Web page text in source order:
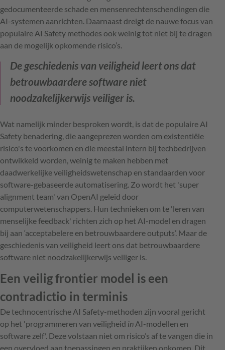
gedocumenteerde schade en mensenrechtenschendingen die
AI-systemen aanrichten. Daarnaast dreigt de nauwe focus van
populaire AI Safety methodes ook weinig tot niet bij te dragen
aan de mogelijk opkomende risico’s.
De geschiedenis van veiligheid leert ons dat
betrouwbaardere software niet
noodzakelijkerwijs veiliger is.
Wat namelijk minder besproken wordt, is dat de populaire AI
Safety benadering, die aangeprezen worden om existentiële
risico's te voorkomen en die meestal intern bij techbedrijven
ontwikkeld worden, weinig te maken hebben met
daadwerkelijke veiligheidswetenschap en standaarden voor
software-gebaseerde automatisering. Zo wordt het 'super
alignment team' van OpenAI geleid door
computerwetenschappers. Hun technieken om te 'leren van
menselijke feedback' richten zich op het AI-model en dragen
bij aan ‘acceptabelere en betrouwbaardere outputs’. Maar de
geschiedenis van veiligheid leert ons dat betrouwbaardere
software niet noodzakelijkerwijs veiliger is.
Een veilig frontier model is een
contradictio in terminis
De technocentrische AI Safety-methoden zijn vooral gericht
op het 'programmeren van veiligheid in AI-modellen en
software zelf'. Deze volstaan niet om risico’s af te vangen die in
een overvloed aan toepassingen en praktijken opkomen. Dit